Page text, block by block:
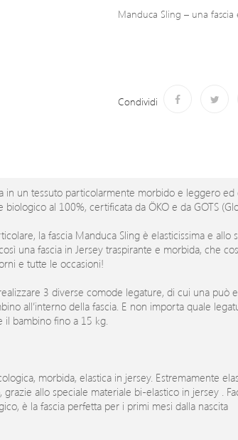
Manduca Sling – una fascia
Condividi
in un tessuto particolarmente morbido e leggero
al 100%, certificata da ÖKO e da GOTS
la fascia Manduca Sling è elasticissima e
una fascia in Jersey traspirante e morbida, che
e tutte le occasioni!
3 diverse comode legature, di cui una può
all’interno della fascia. E non importa quale
il bambino fino a 15 kg.
morbida, elastica in jersey. Estremamente
allo speciale materiale bi-elastico in jersey .
è la fascia perfetta per i primi mesi dalla nascita